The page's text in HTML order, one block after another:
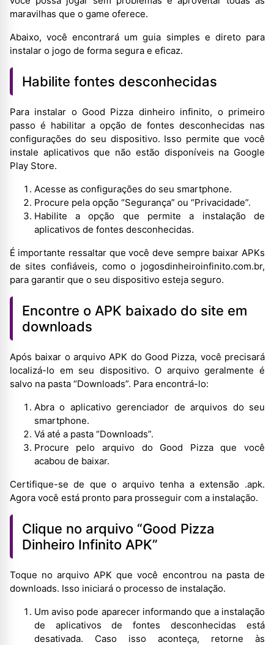
maravilhas que o game oferece.
Abaixo, você encontrará um guia simples e direto para
instalar o jogo de forma segura e eficaz.
Habilite fontes desconhecidas
Para instalar o Good Pizza dinheiro infinito, o primeiro
passo é habilitar a opção de fontes desconhecidas nas
configurações do seu dispositivo. Isso permite que você
instale aplicativos que não estão disponíveis na Google
Play Store.
Acesse as configurações do seu smartphone.
Procure pela opção “Segurança” ou “Privacidade”.
Habilite a opção que permite a instalação de
aplicativos de fontes desconhecidas.
É importante ressaltar que você deve sempre baixar APKs
de sites confiáveis, como o jogosdinheiroinfinito.com.br,
para garantir que o seu dispositivo esteja seguro.
Encontre o APK baixado do site em
downloads
Após baixar o arquivo APK do Good Pizza, você precisará
localizá-lo em seu dispositivo. O arquivo geralmente é
salvo na pasta “Downloads”. Para encontrá-lo:
Abra o aplicativo gerenciador de arquivos do seu
smartphone.
Vá até a pasta “Downloads”.
Procure pelo arquivo do Good Pizza que você
acabou de baixar.
Certifique-se de que o arquivo tenha a extensão .apk.
Agora você está pronto para prosseguir com a instalação.
Clique no arquivo “Good Pizza
Dinheiro Infinito APK”
Toque no arquivo APK que você encontrou na pasta de
downloads. Isso iniciará o processo de instalação.
Um aviso pode aparecer informando que a instalação
de aplicativos de fontes desconhecidas está
desativada. Caso isso aconteça, retorne às